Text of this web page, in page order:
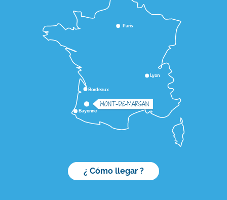
Lyon
Bordeaux
Paris
Bayonne
MONT-DE-MARSAN
¿ Cómo llegar ?